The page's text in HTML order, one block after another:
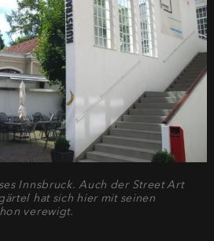
Innsbruck. Auch der Street Art
hat sich hier mit seinen
verewigt.